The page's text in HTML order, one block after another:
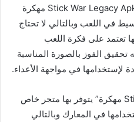
وخوض معركة أخرى, ولعبة Stick War Legacy Apk Mod مهكرة
في اللعب وبالتالي لا تحتاج
تعتمد على فكرة اللعب
الفوز بالصورة المناسبة
لإستخدامها في مواجهة الأعداء.
بعد “تحميل لعبة Stick War Legacy مهكرة” يتوفر بها متجر خاص
في المعارك وبالتالي